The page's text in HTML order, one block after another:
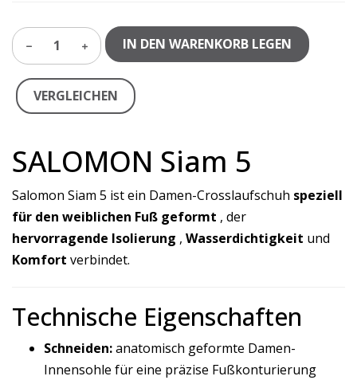
1 IN DEN WARENKORB LEGEN
VERGLEICHEN
SALOMON Siam 5
Salomon Siam 5 ist ein Damen-Crosslaufschuh speziell
für den weiblichen Fuß geformt , der
hervorragende Isolierung , Wasserdichtigkeit und
Komfort verbindet.
Technische Eigenschaften
Schneiden:anatomisch geformte Damen-
Innensohle für eine präzise Fußkonturierung